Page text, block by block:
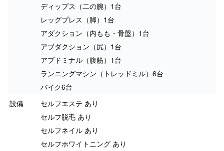
ディップス（二の腕）1台
レッグプレス（脚）1台
アダクション（内もも・骨盤）1台
アブダクション（尻）1台
アブドミナル（腹筋）1台
ランニングマシン（トレッドミル）6台
バイク6台
設備
セルフエステ あり
セルフ脱毛 あり
セルフネイル あり
セルフホワイトニング あり